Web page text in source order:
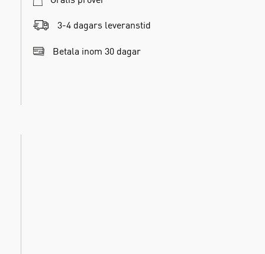
3-4 dagars leveranstid
Betala inom 30 dagar